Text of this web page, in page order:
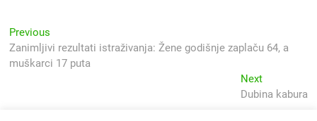
Navigacija
objava
Previous
post:
Zanimljivi rezultati istraživanja: Žene godišnje zaplaču 64, a
muškarci 17 puta
NextNext
post:
Dubina kabura